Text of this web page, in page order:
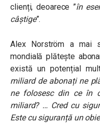
clienți, deoarece ”în
câștige”.
Alex Norström a mai
mondială plătește
există un potențial
miliard de abonați ne
ne folosesc din ce în
miliard? … Cred cu
Este cu siguranță un